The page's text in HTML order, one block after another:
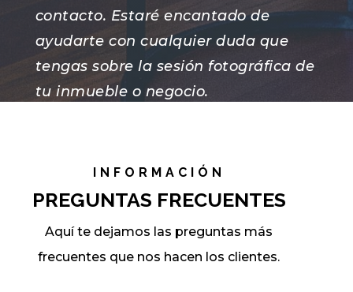
contacto. Estaré encantado de
ayudarte con cualquier duda que
tengas sobre la sesión fotográfica de
tu inmueble o negocio.
INFORMACIÓN
PREGUNTAS FRECUENTES
Aquí te dejamos las preguntas más
frecuentes que nos hacen los clientes.